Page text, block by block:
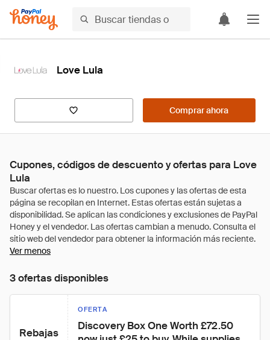
Love Lula
Comprar ahora
Cupones, códigos de descuento y ofertas para Love
Lula
Ver menos
3 ofertas disponibles
Rebajas
OFERTA
Discovery Box One Worth £72.50